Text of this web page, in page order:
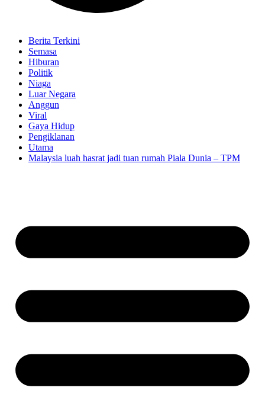
Berita Terkini
Semasa
Hiburan
Politik
Niaga
Luar Negara
Anggun
Viral
Gaya Hidup
Pengiklanan
Utama
Malaysia luah hasrat jadi tuan rumah Piala Dunia – TPM